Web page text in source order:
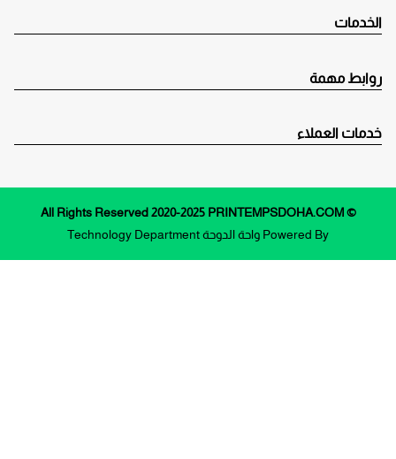
الخدمات
روابط مهمة
خدمات العملاء
© All Rights Reserved 2020-2025 PRINTEMPSDOHA.COM
Powered By واحة الدوحة